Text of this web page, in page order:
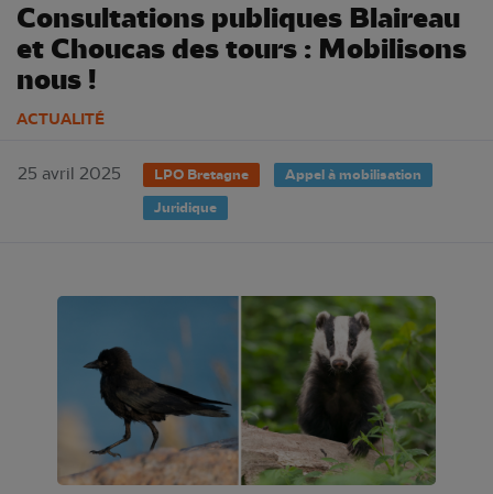
Consultations publiques Blaireau
et Choucas des tours : Mobilisons
nous !
ACTUALITÉ
25 avril 2025 LPO Bretagne
Appel à mobilisation
Juridique